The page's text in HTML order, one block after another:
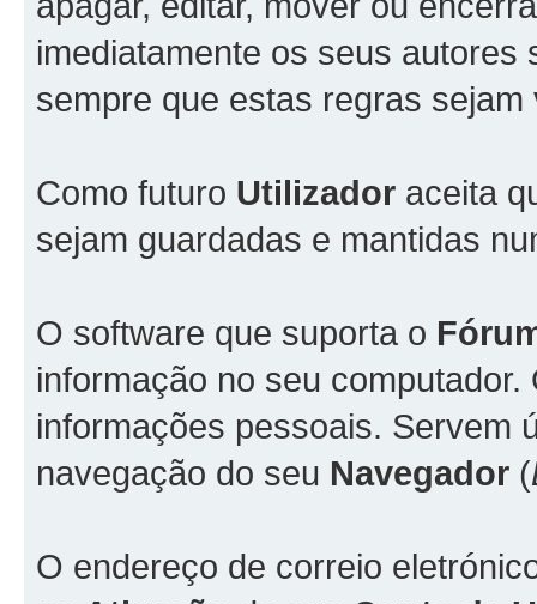
imediatamente os seus
sempre que estas regras sejam
Como futuro Utilizador aceita
sejam guardadas e mantidas
O software que suporta o
informação no seu
informações pessoais. Servem
navegação do seu Navegador (
O endereço de correio